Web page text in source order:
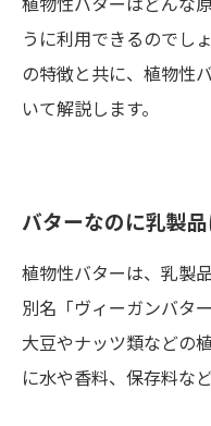
植物性バターはどんな
うに利用できるのでし
の特徴と共に、植物性
いて解説します。
バターなのに乳製
植物性バターは、乳製
別名「ヴィーガンバタ
大豆やナッツ類などの
に水や香料、保存料な